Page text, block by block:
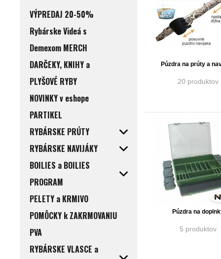
VÝPREDAJ 20-50%
Rybárske Videá s
Demexom MERCH
DARČEKY, KNIHY a
PLYŠOVÉ RYBY
NOVINKY v eshope
PARTIKEL
RYBÁRSKE PRÚTY
RYBÁRSKE NAVIJÁKY
BOILIES a BOILIES
PROGRAM
PELETY a KRMIVO
POMÔCKY k ZAKRMOVANIU
PVA
RYBÁRSKE VLASCE a
Púzdra na prúty a
20 produktov
Púzdra na
5 produktov